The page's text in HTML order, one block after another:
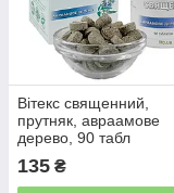
Вітекс священний,
прутняк, авраамове
дерево, 90 табл
135 ₴